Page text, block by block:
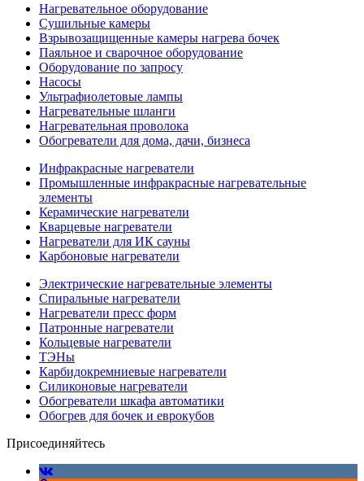
Нагревательное оборудование
Сушильные камеры
Взрывозащищенные камеры нагрева бочек
Паяльное и сварочное оборудование
Оборудование по запросу
Насосы
Ультрафиолетовые лампы
Нагревательные шланги
Нагревательная проволока
Обогреватели для дома, дачи, бизнеса
Инфракрасные нагреватели
Промышленные инфракрасные нагревательные
элементы
Керамические нагреватели
Кварцевые нагреватели
Нагреватели для ИК сауны
Карбоновые нагреватели
Электрические нагревательные элементы
Спиральные нагреватели
Нагреватели пресс форм
Патронные нагреватели
Кольцевые нагреватели
ТЭНы
Карбидокремниевые нагреватели
Силиконовые нагреватели
Обогреватели шкафа автоматики
Обогрев для бочек и еврокубов
Присоединяйтесь